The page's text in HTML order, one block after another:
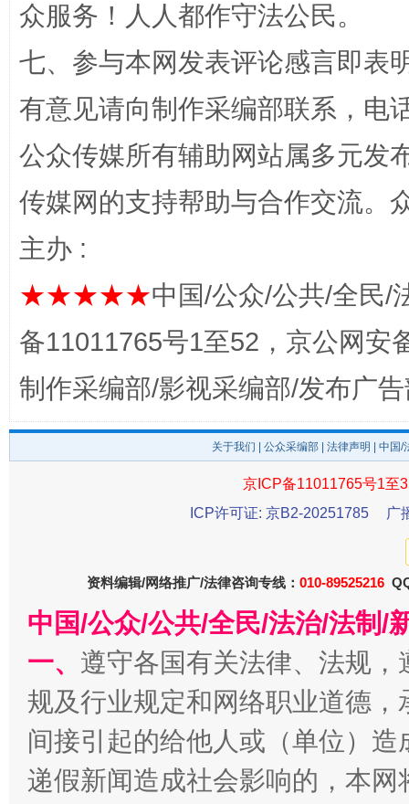
完善运行机制助力责任有效落实 一纸欠
东山县通报“牛蛙产品抗生素超标问题” 法
千年窑火 生生不息
众服务！人人都作守法公民。
七、参与本网发表评论感言即表
有意见请向制作采编部联系，电
公众传媒所有辅助网站属多元发
传媒网的支持帮助与合作交流。
主办 :
★★★★★中国/公众/公共/全民/
备11011765号1至52，京公网安
制作采编部/影视采编部/发布广
关于我们 公众采编部 法律声明 | 中国
京ICP备11011765号1至
ICP许可证: 京B2-20251785
广
资料编辑/网络推广/法律咨询专线： 010-89525216
中国/公众/公共/全民/法治/法制/
一、 遵守各国有关法律、法规
规及行业规定和网络职业道德
间接引起的给他人或（单位）
递假新闻造成社会影响的，本